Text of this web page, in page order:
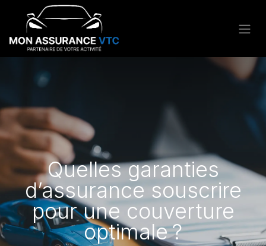
Quelles garanties
d’assurance souscrire
pour une couverture
optimale ?